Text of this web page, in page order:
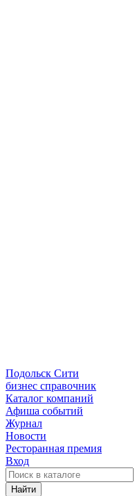
Подольск Сити
бизнес справочник
Каталог компаний
Афиша событий
Журнал
Новости
Ресторанная премия
Вход
Найти